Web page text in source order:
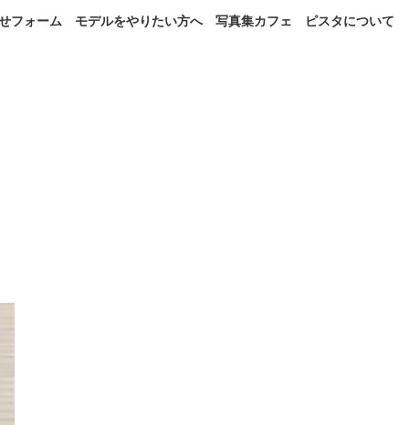
フォーム モデルをやりたい方へ 写真集カフェ ピスタについて